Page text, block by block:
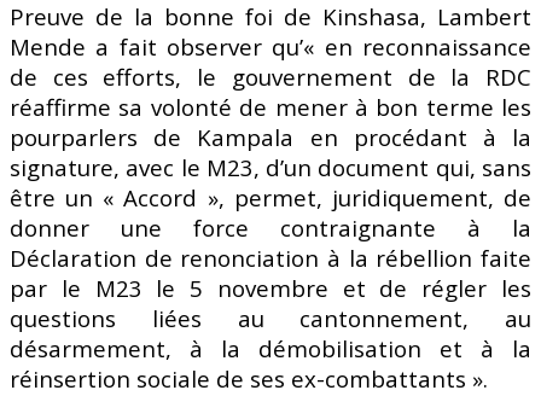
Preuve de la bonne foi de Kinshasa, Lambert
Mende a fait observer qu’« en reconnaissance
de ces efforts, le gouvernement de la RDC
réaffirme sa volonté de mener à bon terme les
pourparlers de Kampala en procédant à la
signature, avec le M23, d’un document qui, sans
être un « Accord », permet, juridiquement, de
donner une force contraignante à la
Déclaration de renonciation à la rébellion faite
par le M23 le 5 novembre et de régler les
questions liées au cantonnement, au
désarmement, à la démobilisation et à la
réinsertion sociale de ses ex-combattants ».